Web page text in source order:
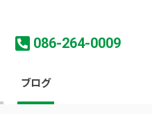
086-264-0009
ブログ